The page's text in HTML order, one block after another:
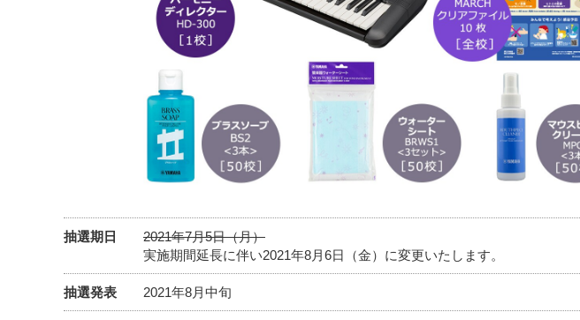
抽選期日
2021年7月5日（月）
実施期間延長に伴い2021年8月6日（金）に変更いたします。
抽選発表 2021年8月中旬